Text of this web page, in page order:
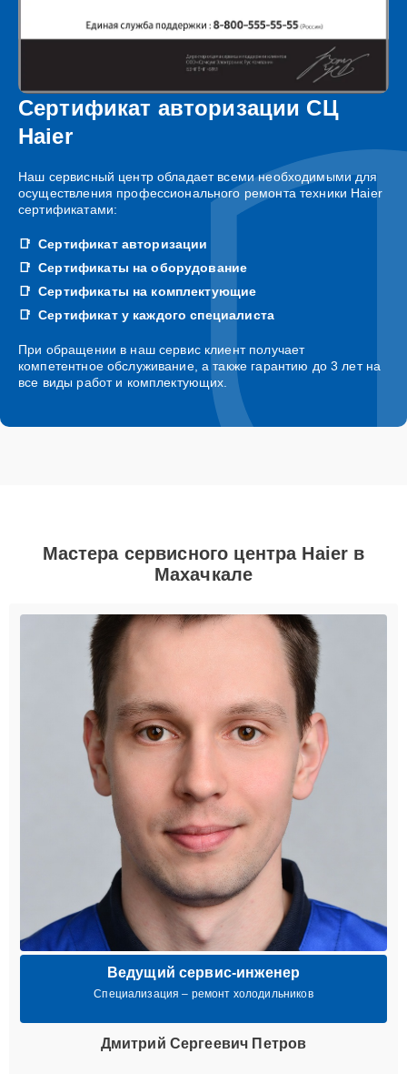
Сертификат авторизации СЦ
Haier
Наш сервисный центр обладает всеми необходимыми для
осуществления профессионального ремонта техники Haier
сертификатами:
Сертификат авторизации
Сертификаты на оборудование
Сертификаты на комплектующие
Сертификат у каждого специалиста
При обращении в наш сервис клиент получает
компетентное обслуживание, а также гарантию до 3 лет на
все виды работ и комплектующих.
Мастера сервисного центра Haier в
Махачкале
Ведущий сервис-инженер
Специализация – ремонт холодильников
Дмитрий Сергеевич Петров